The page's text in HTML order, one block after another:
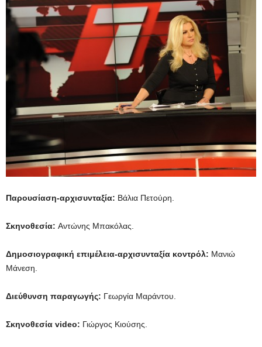
Παρουσίαση-αρχισυνταξία: Βάλια Πετούρη.
Σκηνοθεσία: Αντώνης Μπακόλας.
Δημοσιογραφική επιμέλεια-αρχισυνταξία κοντρόλ: Μανιώ
Μάνεση.
Διεύθυνση παραγωγής: Γεωργία Μαράντου.
Σκηνοθεσία video: Γιώργος Κιούσης.